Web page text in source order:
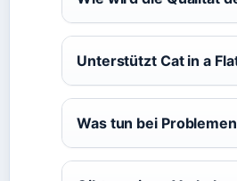
Unterstützt Cat in a
Was tun bei